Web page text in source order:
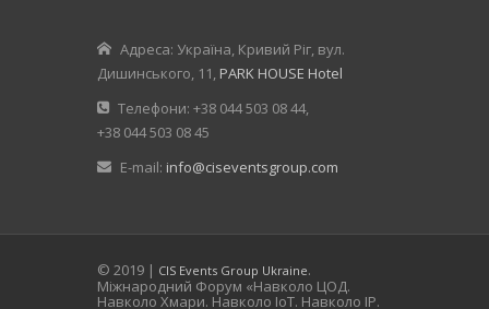
Адреса: Україна, Кривий Ріг, вул.
Дишинського, 11, PARK HOUSE Hotel
Телефони: +38 044 503 08 44,
+38 044 503 08 45
E-mail: info@ciseventsgroup.com
© 2019 | CIS Events Group Ukraine.
Міжнародний Форум «Навколо ЦОД.
Навколо Хмари. Навколо IoT. Навколо IP.